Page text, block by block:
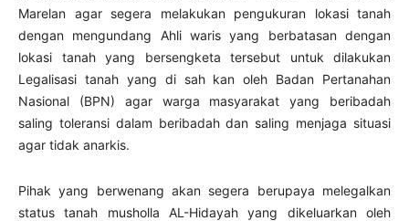
Marelan agar segera melakukan pengukuran lokasi tanah
dengan mengundang Ahli waris yang berbatasan dengan
lokasi tanah yang bersengketa tersebut untuk dilakukan
Legalisasi tanah yang di sah kan oleh Badan Pertanahan
Nasional (BPN) agar warga masyarakat yang beribadah
saling toleransi dalam beribadah dan saling menjaga situasi
agar tidak anarkis.
Pihak yang berwenang akan segera berupaya melegalkan
status tanah musholla AL-Hidayah yang dikeluarkan oleh